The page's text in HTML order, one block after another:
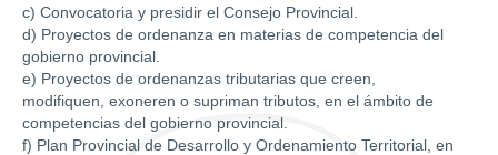
c) Convocatoria y presidir el Consejo Provincial.
d) Proyectos de ordenanza en materias de competencia del
gobierno provincial.
e) Proyectos de ordenanzas tributarias que creen,
modifiquen, exoneren o supriman tributos, en el ámbito de
competencias del gobierno provincial.
f) Plan Provincial de Desarrollo y Ordenamiento Territorial, en